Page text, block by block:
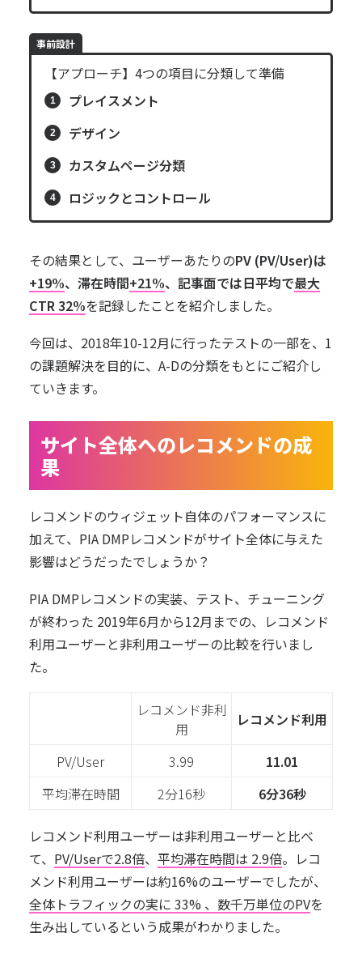
事前設計
【アプローチ】4つの項目に分類して準備
プレイスメント
デザイン
カスタムページ分類
ロジックとコントロール
その結果として、ユーザーあたりのPV (PV/User)は
+19%、滞在時間+21%、記事面では日平均で最大
CTR 32%を記録したことを紹介しました。
今回は、2018年10-12月に行ったテストの一部を、1
の課題解決を目的に、A-Dの分類をもとにご紹介し
ていきます。
サイト全体へのレコメンドの成
果
レコメンドのウィジェット自体のパフォーマンスに
加えて、PIA DMPレコメンドがサイト全体に与えた
影響はどうだったでしょうか？
PIA DMPレコメンドの実装、テスト、チューニング
が終わった 2019年6月から12月までの、レコメンド
利用ユーザーと非利用ユーザーの比較を行いまし
た。
レコメンド非利
用
レコメンド利用
PV/User 3.99
11.01
平均滞在時間
2分16秒 6分36秒
レコメンド利用ユーザーは非利用ユーザーと比べ
て、 PV/Userで2.8倍、 平均滞在時間は 2.9倍。レコ
メンド利用ユーザーは約16%のユーザーでしたが、
全体トラフィックの実に 33% 、数千万単位のPVを
生み出しているという成果がわかりました。